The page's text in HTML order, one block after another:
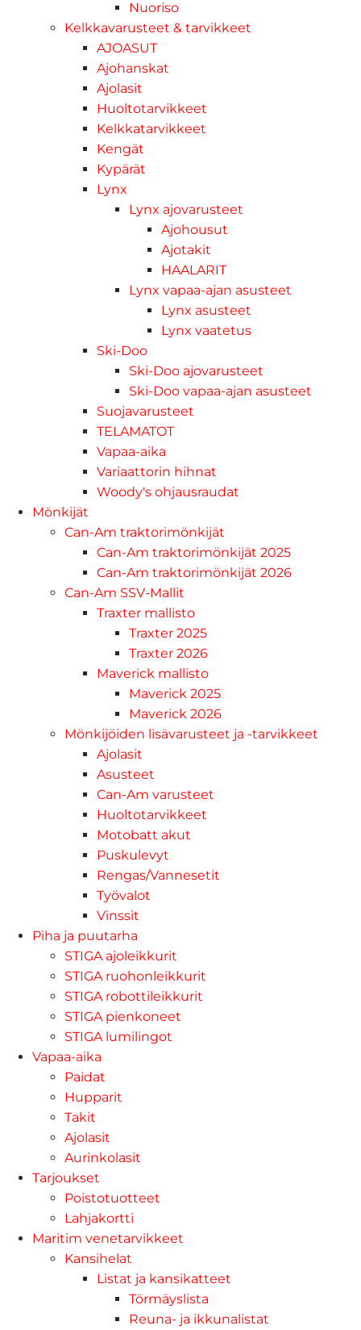
Nuoriso
Kelkkavarusteet & tarvikkeet
AJOASUT
Ajohanskat
Ajolasit
Huoltotarvikkeet
Kelkkatarvikkeet
Kengät
Kypärät
Lynx
Lynx ajovarusteet
Ajohousut
Ajotakit
HAALARIT
Lynx vapaa-ajan asusteet
Lynx asusteet
Lynx vaatetus
Ski-Doo
Ski-Doo ajovarusteet
Ski-Doo vapaa-ajan asusteet
Suojavarusteet
TELAMATOT
Vapaa-aika
Variaattorin hihnat
Woody's ohjausraudat
Mönkijät
Can-Am traktorimönkijät
Can-Am traktorimönkijät 2025
Can-Am traktorimönkijät 2026
Can-Am SSV-Mallit
Traxter mallisto
Traxter 2025
Traxter 2026
Maverick mallisto
Maverick 2025
Maverick 2026
Mönkijöiden lisävarusteet ja -tarvikkeet
Ajolasit
Asusteet
Can-Am varusteet
Huoltotarvikkeet
Motobatt akut
Puskulevyt
Rengas/Vannesetit
Työvalot
Vinssit
Piha ja puutarha
STIGA ajoleikkurit
STIGA ruohonleikkurit
STIGA robottileikkurit
STIGA pienkoneet
STIGA lumilingot
Vapaa-aika
Paidat
Hupparit
Takit
Ajolasit
Aurinkolasit
Tarjoukset
Poistotuotteet
Lahjakortti
Maritim venetarvikkeet
Kansihelat
Listat ja kansikatteet
Törmäyslista
Reuna- ja ikkunalistat